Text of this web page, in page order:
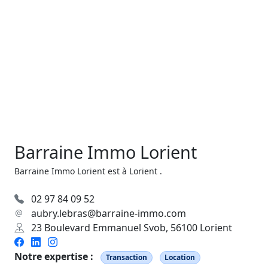
Barraine Immo Lorient
Barraine Immo Lorient est à Lorient .
02 97 84 09 52
aubry.lebras@barraine-immo.com
23 Boulevard Emmanuel Svob, 56100 Lorient
Notre expertise : Transaction
Location